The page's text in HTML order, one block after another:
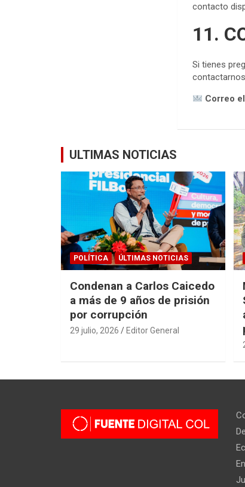
contacto
11.
Si tienes
Correo
ULTIMAS NOTICIAS
POLÍTICA ÚLTIMAS NOTICIAS
Condenan a Carlos Caicedo
a más de 9 años de prisión
por corrupción
29 julio, 2026 Editor General